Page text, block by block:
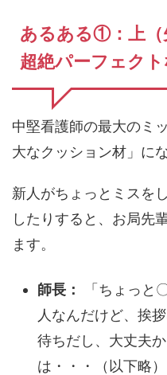
あるある①：上（
超絶パーフェク
中堅看護師の最大のミ
大なクッション材」に
新人がちょっとミスを
したりすると、お局先
ます。
師長：
「ちょっと
人なんだけど、挨
待ちだし、大丈夫
は・・・（以下略